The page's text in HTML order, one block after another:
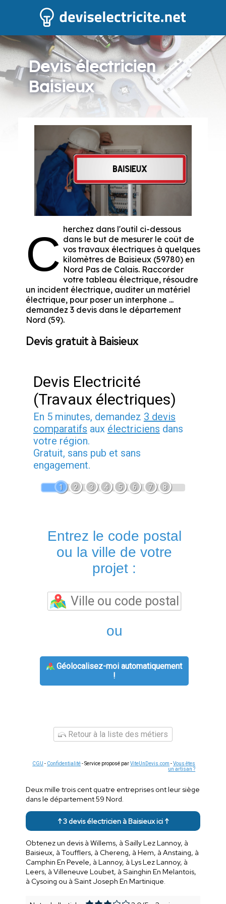
Devis électricien
Baisieux
C herchez dans l'outil ci-dessous
dans le but de mesurer le coût de
vos travaux électriques à quelques
kilomètres de Baisieux (59780) en
Nord Pas de Calais. Raccorder
votre tableau électrique, résoudre
un incident électrique, auditer un matériel
électrique, pour poser un interphone ...
demandez 3 devis dans le département
Nord (59).
Devis gratuit à Baisieux
Devis Electricité
(Travaux électriques)
En 5 minutes, demandez 3 devis
comparatifs aux électriciens dans
votre région.
Gratuit, sans pub et sans
engagement.
1 2 3 4 5 6 7 8
Entrez le code postal
ou la ville de votre
projet :
ou
Géolocalisez-moi automatiquement
!
Retour à la liste des métiers
CGU - Confidentialité- Service proposé parViteUnDevis.com -Vous êtes
un artisan ?
Deux mille trois cent quatre entreprises ont leur siège
dans le département 59 Nord.
↑ 3 devis électricien à Baisieux ici ↑
Obtenez un devis à Willems, à Sailly Lez Lannoy, à
Baisieux, à Toufflers, à Chereng, à Hem, à Anstaing, à
Camphin En Pevele, à Lannoy, à Lys Lez Lannoy, à
Leers, à Villeneuve Loubet, à Sainghin En Melantois,
à Cysoing ou à Saint Joseph En Martinique.